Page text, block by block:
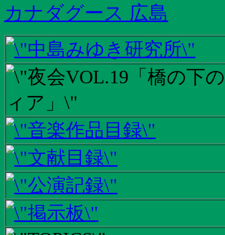
カナダグース 広島